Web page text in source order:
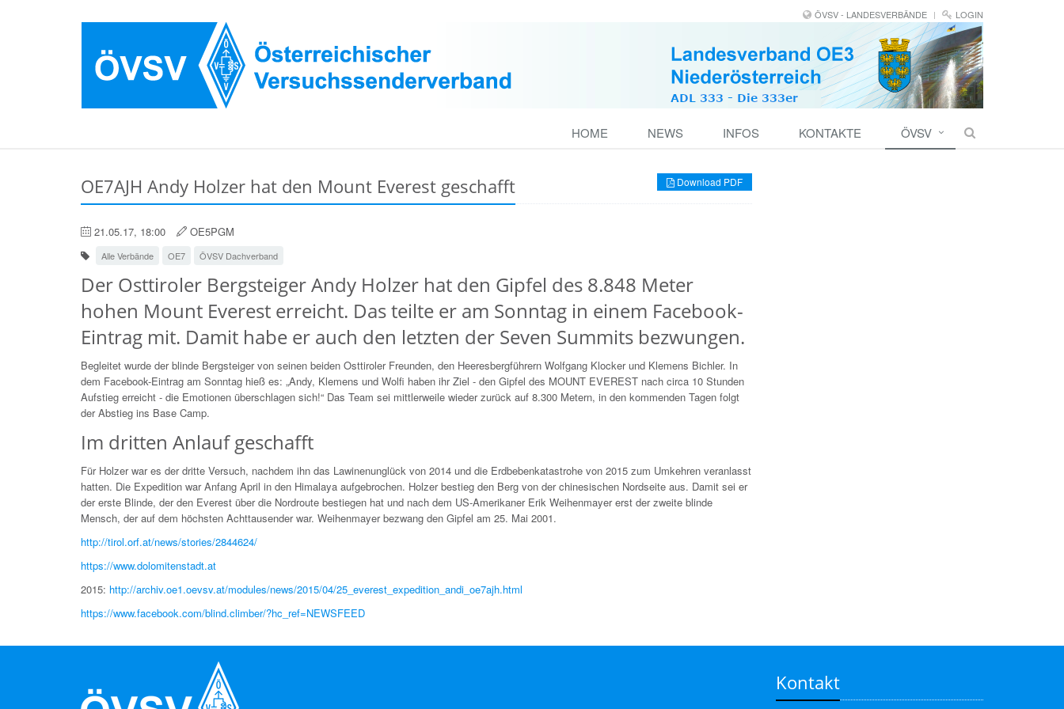
ÖVSV - LANDESVERBÄNDE LOGIN
HOME NEWS INFOS KONTAKTE ÖVSV
Download PDF
OE7AJH Andy Holzer hat den Mount Everest geschafft
21.05.17, 18:00 OE5PGM
Alle Verbände OE7 ÖVSV Dachverband
Der Osttiroler Bergsteiger Andy Holzer hat den Gipfel des 8.848 Meter
hohen Mount Everest erreicht. Das teilte er am Sonntag in einem Facebook-
Eintrag mit. Damit habe er auch den letzten der Seven Summits bezwungen.
Begleitet wurde der blinde Bergsteiger von seinen beiden Osttiroler Freunden, den Heeresbergführern Wolfgang Klocker und Klemens Bichler. In
dem Facebook-Eintrag am Sonntag hieß es: „Andy, Klemens und Wolfi haben ihr Ziel - den Gipfel des MOUNT EVEREST nach circa 10 Stunden
Aufstieg erreicht - die Emotionen überschlagen sich!“ Das Team sei mittlerweile wieder zurück auf 8.300 Metern, in den kommenden Tagen folgt
der Abstieg ins Base Camp.
Im dritten Anlauf geschafft
Für Holzer war es der dritte Versuch, nachdem ihn das Lawinenunglück von 2014 und die Erdbebenkatastrohe von 2015 zum Umkehren veranlasst
hatten. Die Expedition war Anfang April in den Himalaya aufgebrochen. Holzer bestieg den Berg von der chinesischen Nordseite aus. Damit sei er
der erste Blinde, der den Everest über die Nordroute bestiegen hat und nach dem US-Amerikaner Erik Weihenmayer erst der zweite blinde
Mensch, der auf dem höchsten Achttausender war. Weihenmayer bezwang den Gipfel am 25. Mai 2001.
http://tirol.orf.at/news/stories/2844624/
https://www.dolomitenstadt.at
2015: http://archiv.oe1.oevsv.at/modules/news/2015/04/25_everest_expedition_andi_oe7ajh.html
https://www.facebook.com/blind.climber/?hc_ref=NEWSFEED
Kontakt